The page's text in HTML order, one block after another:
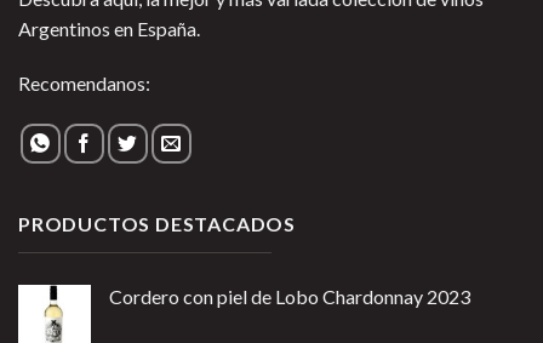
Argentinos en España.
Recomendanos:
PRODUCTOS DESTACADOS
Cordero con piel de Lobo Chardonnay 2023